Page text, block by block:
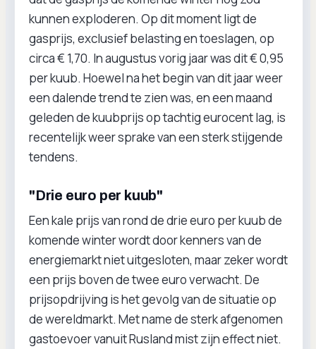
kunnen exploderen. Op dit moment ligt de
gasprijs, exclusief belasting en toeslagen, op
circa € 1,70. In augustus vorig jaar was dit € 0,95
per kuub. Hoewel na het begin van dit jaar weer
een dalende trend te zien was, en een maand
geleden de kuubprijs op tachtig eurocent lag, is
recentelijk weer sprake van een sterk stijgende
tendens.
"Drie euro per kuub"
Een kale prijs van rond de drie euro per kuub de
komende winter wordt door kenners van de
energiemarkt niet uitgesloten, maar zeker wordt
een prijs boven de twee euro verwacht. De
prijsopdrijving is het gevolg van de situatie op
de wereldmarkt. Met name de sterk afgenomen
gastoevoer vanuit Rusland mist zijn effect niet.